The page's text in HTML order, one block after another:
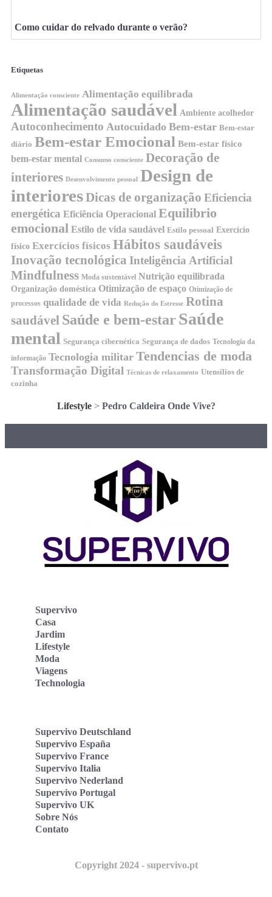
Como cuidar do relvado durante o verão?
Etiquetas
Alimentação consciente Alimentação equilibrada
Alimentação saudável Ambiente acolhedor
Autoconhecimento Autocuidado Bem-estar Bem-estar
diário Bem-estar Emocional Bem-estar físico
bem-estar mental Consumo consciente Decoração de
interiores Desenvolvimento pessoal
Design de
interioresDicas de organização Eficiencia
energética Eficiência Operacional Equilibrio
emocional Estilo de vida saudável Estilo pessoal Exercício
físico Exercícios físicos Hábitos saudáveis
Inovação tecnológica Inteligência Artificial
Mindfulness Moda sustentável Nutrição equilibrada
Organização doméstica Otimização de espaço Otimização de
processos qualidade de vida Redução do Estresse Rotina
saudável Saúde e bem-estar Saúde
mental Segurança cibernética Segurança de dados Tecnologia da
informação Tecnologia militar Tendencias de moda
Transformação Digital Técnicas de relaxamento Utensílios de
cozinha
Lifestyle> Pedro Caldeira Onde Vive?
Supervivo
Casa
Jardim
Lifestyle
Moda
Viagens
Technologia
Supervivo Deutschland
Supervivo España
Supervivo France
Supervivo Italia
Supervivo Nederland
Supervivo Portugal
Supervivo UK
Sobre Nós
Contato
Copyright 2024 - supervivo.pt